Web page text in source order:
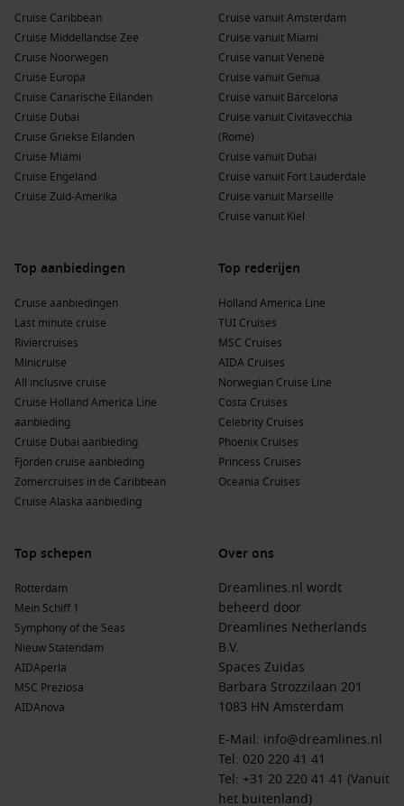
centrale ligging. Je kunt jouw reis eenvoudig combineren met
een bezoek aan Londen of de schilderachtige zuidkust van
Engeland voordat je aan boord gaat.
Cunard cruise vanuit Southampton
vandaag nog en laat je
Cruise Caribbean
Cruise Middellandse Zee
Cruise Noorwegen
Cruise Europa
Cruise Canarische Eilanden
Cruise Dubai
Cruise Griekse Eilanden
Cruise Miami
Cruise Engeland
Cruise Zuid-Amerika
Cruise vanuit Amsterdam
Cruise vanuit Miami
Cruise vanuit Venetië
Cruise vanuit Genua
Cruise vanuit Barcelona
Cruise vanuit Civitavecchia
(Rome)
Cruise vanuit Dubai
Cruise vanuit Fort Lauderdale
Cruise vanuit Marseille
Cruise vanuit Kiel
Top aanbiedingen
Cruise aanbiedingen
Last minute cruise
Riviercruises
Minicruise
All inclusive cruise
Cruise Holland America Line
aanbieding
Cruise Dubai aanbieding
Fjorden cruise aanbieding
Zomercruises in de Caribbean
Cruise Alaska aanbieding
Top rederijen
Holland America Line
TUI Cruises
MSC Cruises
AIDA Cruises
Norwegian Cruise Line
Costa Cruises
Celebrity Cruises
Phoenix Cruises
Princess Cruises
Oceania Cruises
Top schepen
Rotterdam
Mein Schiff 1
Symphony of the Seas
Nieuw Statendam
AIDAperla
MSC Preziosa
AIDAnova
Over ons
Dreamlines.nl wordt
beheerd door
Dreamlines Netherlands
B.V.
Spaces Zuidas
Barbara Strozzilaan 201
1083 HN Amsterdam
E-Mail: info@dreamlines.nl
Tel: 020 220 41 41
Tel: +31 20 220 41 41 (Vanuit
het buitenland)